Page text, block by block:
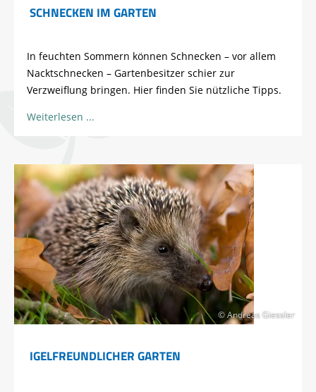
SCHNECKEN IM GARTEN
In feuchten Sommern können Schnecken – vor allem
Nacktschnecken – Gartenbesitzer schier zur
Verzweiflung bringen. Hier finden Sie nützliche Tipps.
Weiterlesen
© Andreas Giessler
IGELFREUNDLICHER GARTEN